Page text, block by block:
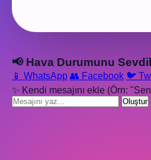
📢 Hava Durumunu
📱 WhatsApp 👥 Facebook 🐦
✨ Kendi mesajını ekle (Örn:
Oluştur